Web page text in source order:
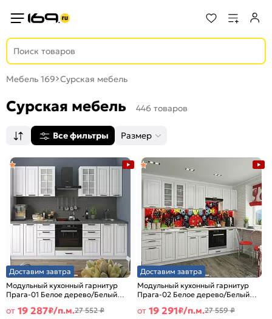
Мебель 169 Сурская мебель
Сурская мебель 446 товаров
Все фильтры Размер
Доставим завтра
Модульный кухонный гарнитур
Прага-01 Белое дерево/Белый
от 19 287₽/п.м.27 552 ₽
Доставим завтра
Модульный кухонный гарнитур
Прага-02 Белое дерево/Белый
от 19 291₽/п.м.27 559 ₽